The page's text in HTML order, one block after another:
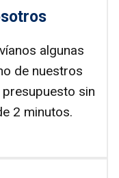
algunas
de nuestros
sin
2 minutos.